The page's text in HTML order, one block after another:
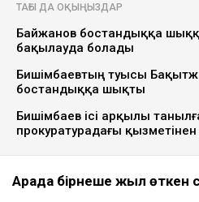
ТАҒЫ ДА ОҚЫҢЫЗДАР
Байжанов бостандыққа
бақылауда болады
Бишімбаевтың туысы
бостандыққа шықты
Бишімбаев ісі арқылы
прокуратурадағы қызметінен
Арада бірнеше жыл өткен